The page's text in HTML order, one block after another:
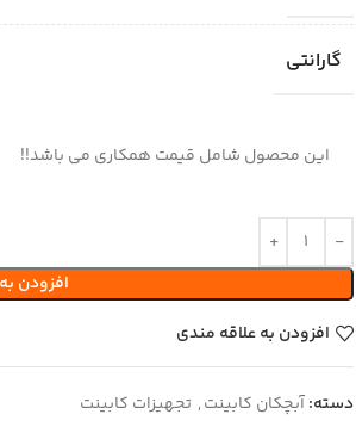
گارانتی
این محصول شامل قیمت همکاری می باشد!!
افزودن
افزودن به علاقه مندی
دسته:آبچکان کابینت, تجهیزات کابینت